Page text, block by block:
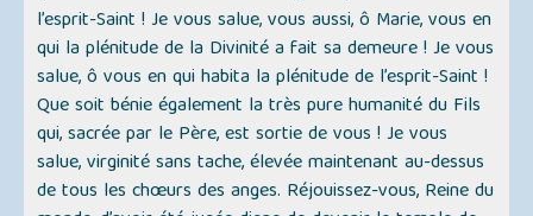
l’esprit-Saint ! Je vous salue, vous aussi, ô Marie, vous en
qui la plénitude de la Divinité a fait sa demeure ! Je vous
salue, ô vous en qui habita la plénitude de l’esprit-Saint !
Que soit bénie également la très pure humanité du Fils
qui, sacrée par le Père, est sortie de vous ! Je vous
salue, virginité sans tache, élevée maintenant au-dessus
de tous les chœurs des anges. Réjouissez-vous, Reine du